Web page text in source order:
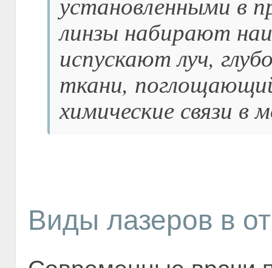
линзы набирают
испускают луч,
ткани,
химические связи в
Виды лазеров в